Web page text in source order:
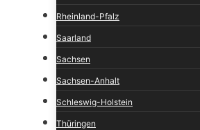
Rheinland-Pfalz
Saarland
Sachsen
Sachsen-Anhalt
Schleswig-Holstein
Thüringen